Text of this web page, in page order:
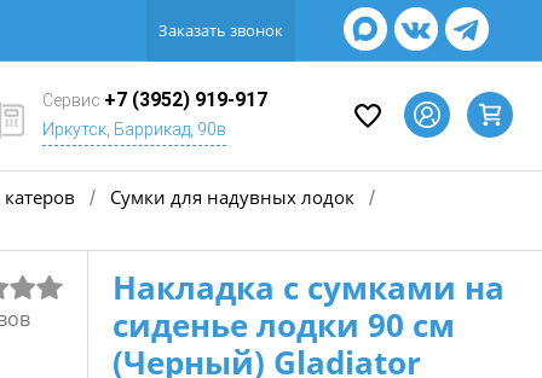
Заказать звонок
Сервис +7 (3952) 919-917
Иркутск, Баррикад, 90в
/ Сумки для надувных лодок /
Накладка с сумками на
сиденье лодки 90 см
(Черный) Gladiator